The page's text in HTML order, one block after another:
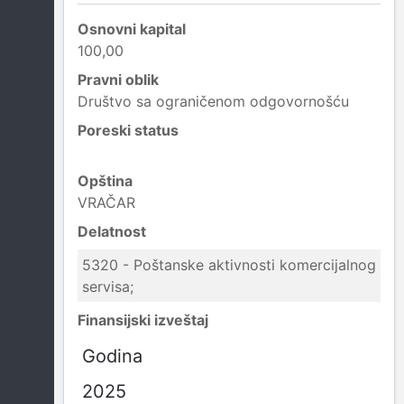
Osnovni kapital
100,00
Pravni oblik
Društvo sa ograničenom odgovornošću
Poreski status
Opština
VRAČAR
Delatnost
5320 - Poštanske aktivnosti komercijalnog
servisa;
Finansijski izveštaj
Godina
2025